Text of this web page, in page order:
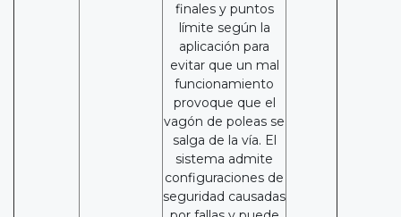
finales y puntos
límite según la
aplicación para
evitar que un mal
funcionamiento
provoque que el
vagón de poleas se
salga de la vía. El
sistema admite
configuraciones de
seguridad causadas